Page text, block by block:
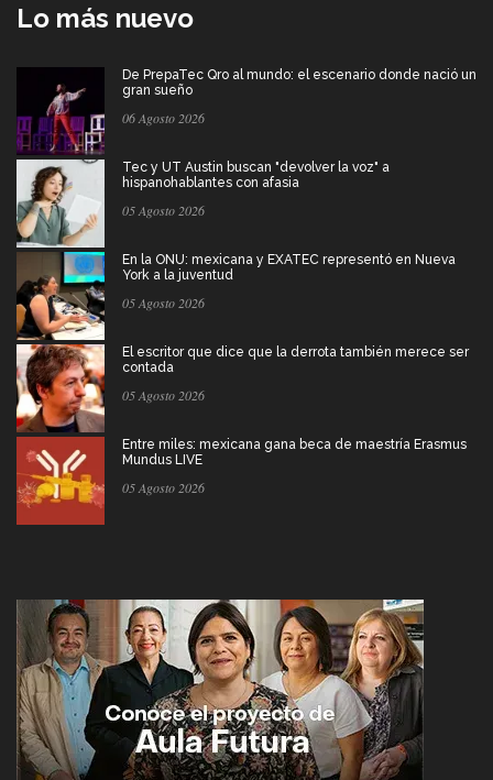
Lo más nuevo
De PrepaTec Qro al mundo: el escenario donde nació un
gran sueño
06 Agosto 2026
Tec y UT Austin buscan "devolver la voz" a
hispanohablantes con afasia
05 Agosto 2026
En la ONU: mexicana y EXATEC representó en Nueva
York a la juventud
05 Agosto 2026
El escritor que dice que la derrota también merece ser
contada
05 Agosto 2026
Entre miles: mexicana gana beca de maestría Erasmus
Mundus LIVE
05 Agosto 2026